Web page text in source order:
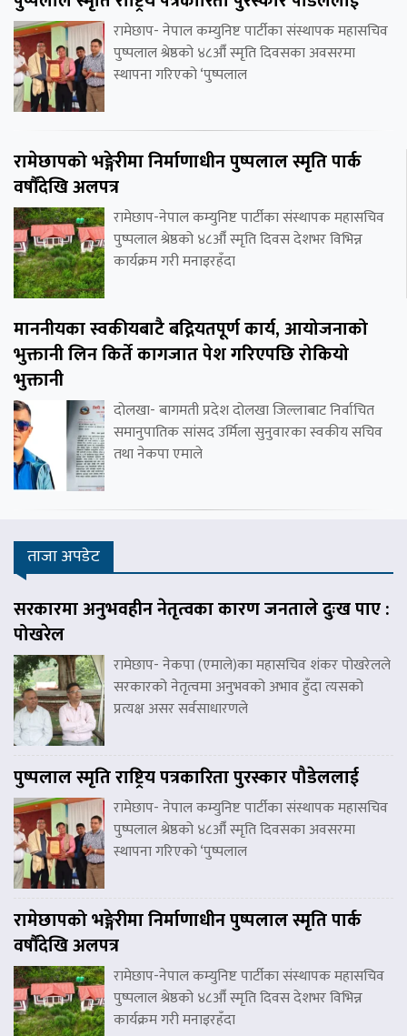
रामेछाप- नेपाल कम्युनिष्ट पार्टीका संस्थापक महासचिव
पुष्पलाल श्रेष्ठको ४८औँ स्मृति दिवसका अवसरमा
स्थापना गरिएको ‘पुष्पलाल
रामेछापको भङ्गेरीमा निर्माणाधीन पुष्पलाल स्मृति पार्क
वर्षौंदेखि अलपत्र
रामेछाप-नेपाल कम्युनिष्ट पार्टीका संस्थापक महासचिव
पुष्पलाल श्रेष्ठको ४८औँ स्मृति दिवस देशभर विभिन्न
कार्यक्रम गरी मनाइरहँदा
माननीयका स्वकीयबाटै बद्नियतपूर्ण कार्य, आयोजनाको
भुक्तानी लिन किर्ते कागजात पेश गरिएपछि रोकियो
भुक्तानी
दोलखा- बागमती प्रदेश दोलखा जिल्लाबाट निर्वाचित
समानुपातिक सांसद उर्मिला सुनुवारका स्वकीय सचिव
तथा नेकपा एमाले
ताजा अपडेट
सरकारमा अनुभवहीन नेतृत्वका कारण जनताले दुःख पाए :
पोखरेल
रामेछाप- नेकपा (एमाले)का महासचिव शंकर पोखरेलले
सरकारको नेतृत्वमा अनुभवको अभाव हुँदा त्यसको
प्रत्यक्ष असर सर्वसाधारणले
पुष्पलाल स्मृति राष्ट्रिय पत्रकारिता पुरस्कार पौडेललाई
रामेछाप- नेपाल कम्युनिष्ट पार्टीका संस्थापक महासचिव
पुष्पलाल श्रेष्ठको ४८औँ स्मृति दिवसका अवसरमा
स्थापना गरिएको ‘पुष्पलाल
रामेछापको भङ्गेरीमा निर्माणाधीन पुष्पलाल स्मृति पार्क
वर्षौंदेखि अलपत्र
रामेछाप-नेपाल कम्युनिष्ट पार्टीका संस्थापक महासचिव
पुष्पलाल श्रेष्ठको ४८औँ स्मृति दिवस देशभर विभिन्न
कार्यक्रम गरी मनाइरहँदा